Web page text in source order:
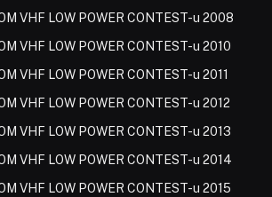
VHF LOW POWER CONTEST-u 2008
VHF LOW POWER CONTEST-u 2010
VHF LOW POWER CONTEST-u 2011
VHF LOW POWER CONTEST-u 2012
VHF LOW POWER CONTEST-u 2013
VHF LOW POWER CONTEST-u 2014
VHF LOW POWER CONTEST-u 2015